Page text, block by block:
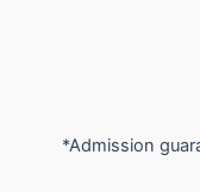
*Admission